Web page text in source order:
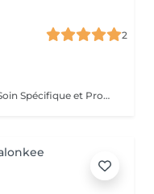
2
Diagnostique, Shampooing Traitant, Soin Spécifique et Produits Coiffants inclus